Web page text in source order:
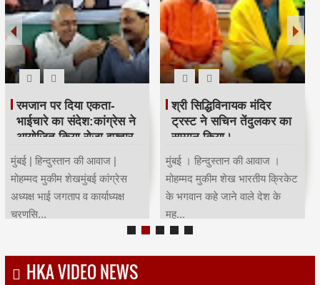
महाराष्ट्र कांग्रेस कार्याध्यक्ष व
पूर्व मंत्री चंद्रकांत हंडोरे का
सम्मान।
मुंबई । हिन्दुस्तान की आवाज ।
मोहम्मद मुकीम शेख मुंबई कांग्रेस
साउथ तमिल सेल कार्याध्यक्ष...
Child Dream
Invest 3 lacs One Time &
Get 13 Lacs Fund for your
Child Education, Gradution
& Marriage...
HKA VIDEO NEWS